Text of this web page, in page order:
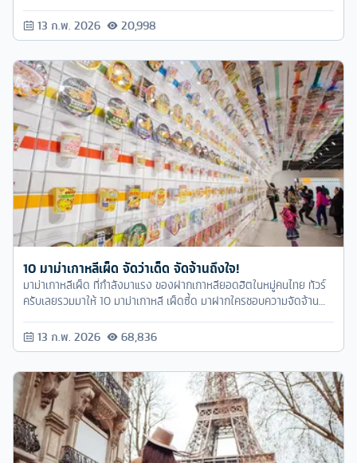
ใกล้กว่า และถูกกว่าไอซ์แลนด์ แถมยังไม่ต้องขอวีซ่าอีก นั่นก็คือ ประเทศ
รัสเซีย นั่นเอง
13 ก.พ. 2026 20,998
10 มาม่าเกาหลีเผ็ด จัดว่าเด็ด จัดจ้านถึงใจ!
มาม่าเกาหลีเผ็ด ที่กำลังมาแรง ของฝากเกาหลียอดฮิตในหมู่คนไทย ทัวร์
ครับเลยรวมมาให้ 10 มาม่าเกาหลี เผ็ดซี้ด มาฝากใครชอบความจัดจ้าน
13 ก.พ. 2026 68,836